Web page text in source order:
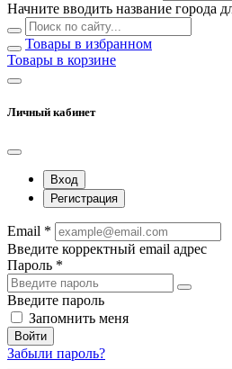
Начните вводить название города
Товары в избранном
Товары в корзине
Личный кабинет
Вход
Регистрация
Email *
Введите корректный email адрес
Пароль *
Введите пароль
Запомнить меня
Войти
Забыли пароль?